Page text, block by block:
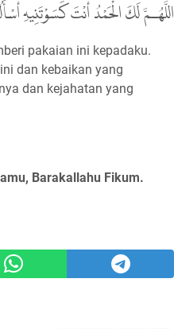
اللَّهُـمَّ لَكَ الْحَمْدُ أَنْتَ كَسَوْتَنِيهِ
pakaian ini kepadaku.
dan kebaikan yang
dan kejahatan yang
Barakallahu Fikum.